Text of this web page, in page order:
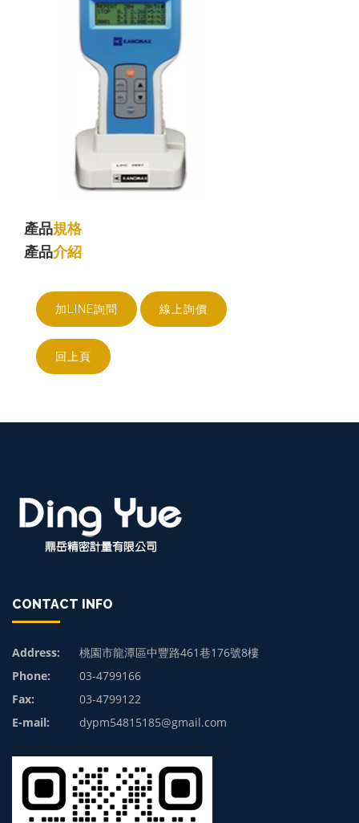
產品規格
產品介紹
加LINE詢問 線上詢價
回上頁
CONTACT INFO
Address:
桃園市龍潭區中豐路461巷176號8樓
Phone:
03-4799166
Fax:
03-4799122
E-mail:
dypm54815185@gmail.com